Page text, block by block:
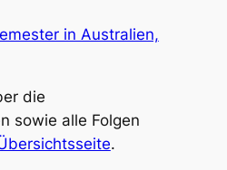
in Australien,
die
sowie alle Folgen
.